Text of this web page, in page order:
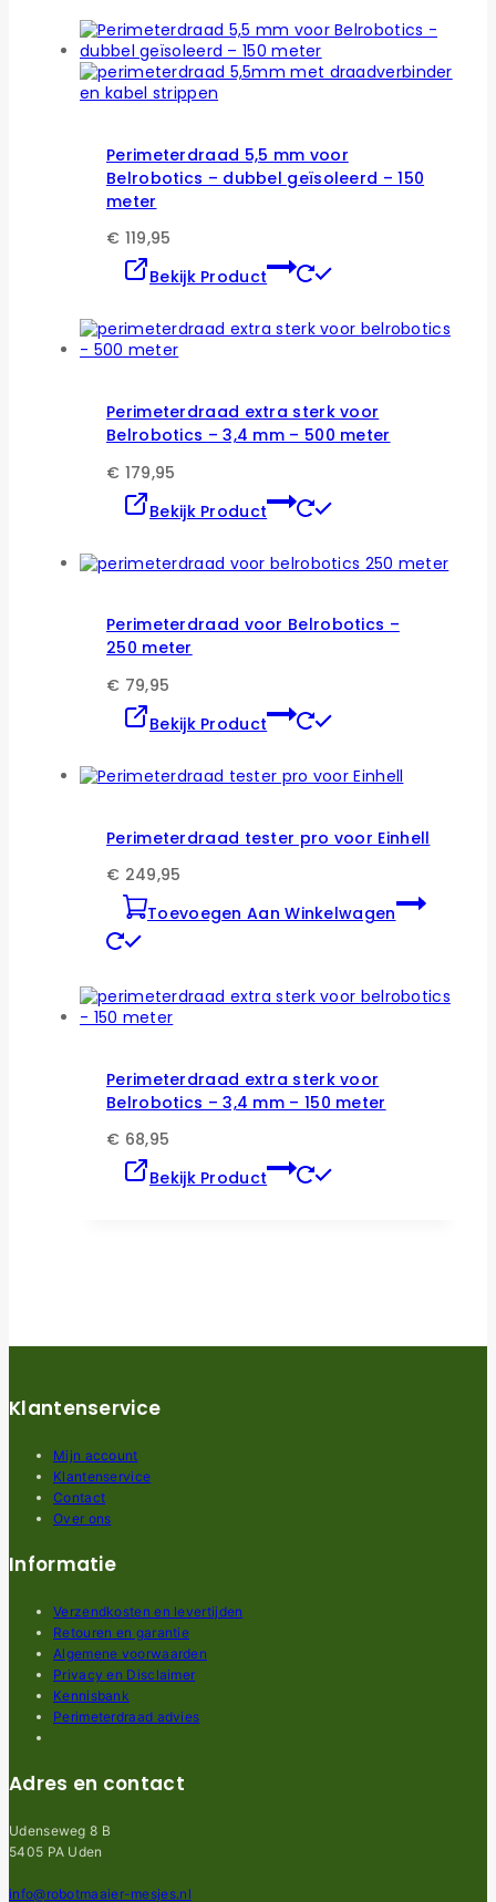
Perimeterdraad 5,5 mm voor
Belrobotics – dubbel geïsoleerd – 150
meter
€ 119,95
Bekijk Product
Perimeterdraad extra sterk voor
Belrobotics – 3,4 mm – 500 meter
€ 179,95
Bekijk Product
Perimeterdraad voor Belrobotics –
250 meter
€ 79,95
Bekijk Product
Perimeterdraad tester pro voor Einhell
€ 249,95
Toevoegen Aan Winkelwagen
Perimeterdraad extra sterk voor
Belrobotics – 3,4 mm – 150 meter
€ 68,95
Bekijk Product
Klantenservice
Mijn account
Klantenservice
Contact
Over ons
Informatie
Verzendkosten en levertijden
Retouren en garantie
Algemene voorwaarden
Privacy en Disclaimer
Kennisbank
Perimeterdraad advies
Adres en contact
Udenseweg 8 B
5405 PA Uden
info@robotmaaier-mesjes.nl